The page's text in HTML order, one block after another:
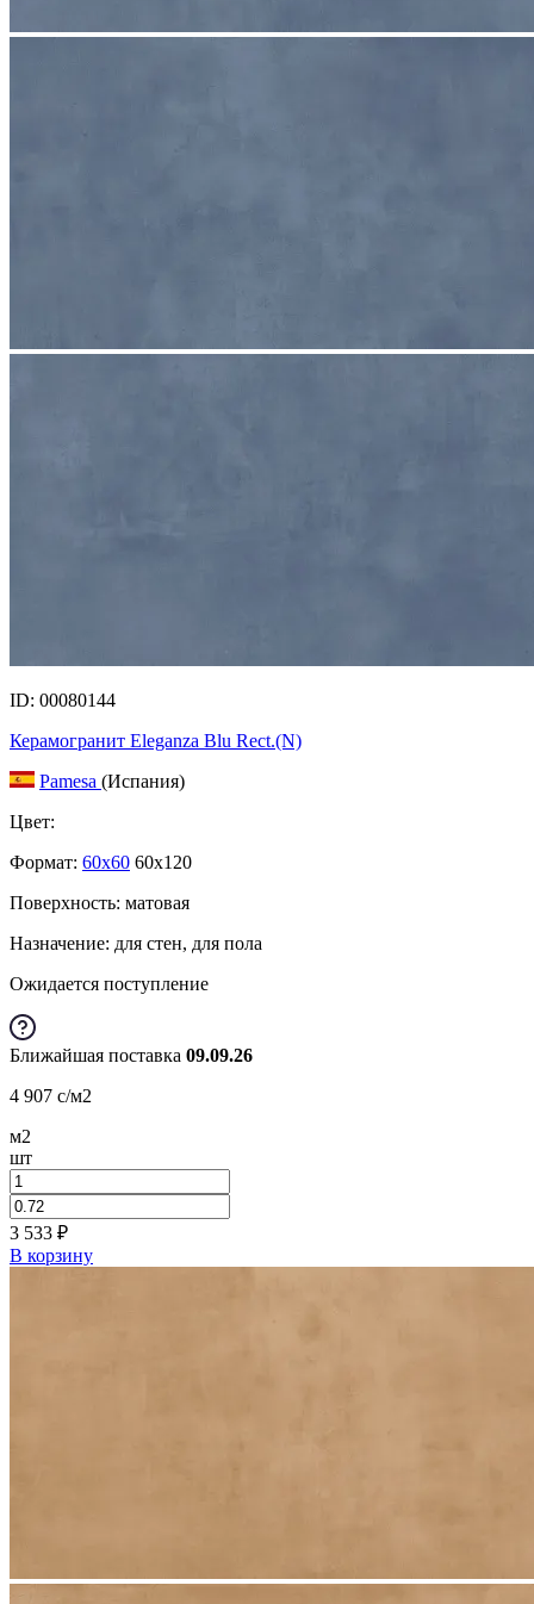
ID: 00080144
Керамогранит Eleganza Blu Rect.(N)
Pamesa (Испания)
Цвет:
Формат: 60x60 60x120
Поверхность: матовая
Назначение: для стен, для пола
Ожидается поступление
Ближайшая поставка 09.09.26
4 907 c/м2
м2
шт
3 533 ₽
В корзину